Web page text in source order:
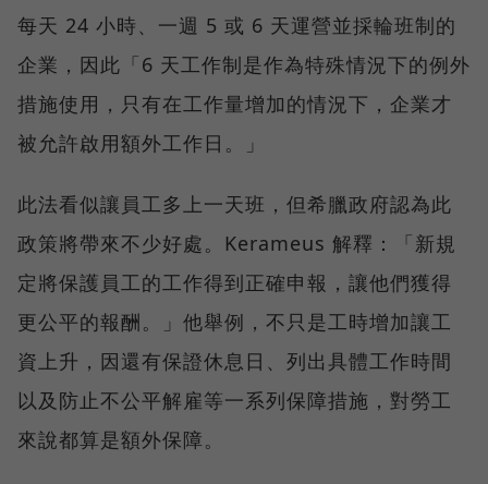
每天 24 小時、一週 5 或 6 天運營並採輪班制的
企業，因此「6 天工作制是作為特殊情況下的例外
措施使用，只有在工作量增加的情況下，企業才
被允許啟用額外工作日。」
此法看似讓員工多上一天班，但希臘政府認為此
政策將帶來不少好處。Kerameus 解釋：「新規
定將保護員工的工作得到正確申報，讓他們獲得
更公平的報酬。」他舉例，不只是工時增加讓工
資上升，因還有保證休息日、列出具體工作時間
以及防止不公平解雇等一系列保障措施，對勞工
來說都算是額外保障。